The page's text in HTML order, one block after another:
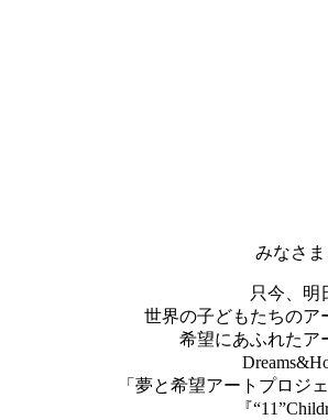
みなさ
只今、明
世界の子どもたちのア
希望にあふれたア
「夢と希望アートプロジ
『